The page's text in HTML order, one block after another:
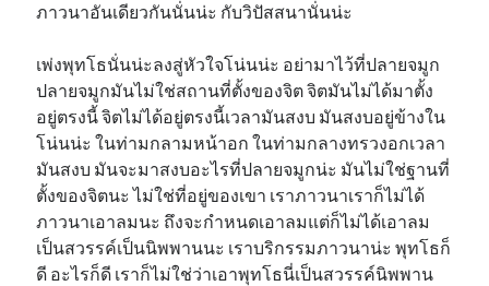
ภาวนาอันเดียวกันนั่นน่ะ กับวิปัสสนานั่นน่ะ
เพ่งพุทโธนั่นน่ะลงสู่หัวใจโน่นน่ะ อย่ามาไว้ที่ปลายจมูก
ปลายจมูกมันไม่ใช่สถานที่ตั้งของจิต จิตมันไม่ได้มาตั้ง
อยู่ตรงนี้ จิตไม่ได้อยู่ตรงนี้เวลามันสงบ มันสงบอยู่ข้างใน
โน่นน่ะ ในท่ามกลามหน้าอก ในท่ามกลางทรวงอกเวลา
มันสงบ มันจะมาสงบอะไรที่ปลายจมูกน่ะ มันไม่ใช่ฐานที่
ตั้งของจิตนะ ไม่ใช่ที่อยู่ของเขา เราภาวนาเราก็ไม่ได้
ภาวนาเอาลมนะ ถึงจะกำหนดเอาลมแต่ก็ไม่ได้เอาลม
เป็นสวรรค์เป็นนิพพานนะ เราบริกรรมภาวนาน่ะ พุทโธก็
ดี อะไรก็ดี เราก็ไม่ใช่ว่าเอาพุทโธนี่เป็นสวรรค์นิพพาน